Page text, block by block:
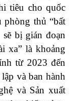
tiêu cho quốc
phòng thủ “bất
bị gián đoạn
xa” là khoảng
từ 2023 đến
và ban hành
và Sản xuất